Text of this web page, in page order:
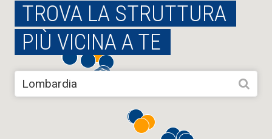
TROVA LA STRUTTURA
PIÙ VICINA A TE